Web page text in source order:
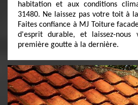
habitation et aux conditions
31480. Ne laissez pas votre toit à
Faites confiance à MJ Toiture
d'esprit durable, et laissez-
première goutte à la dernière.